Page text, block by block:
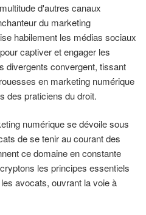
d'autres canaux
du marketing
habilement les médias sociaux
captiver et engager les
divergents convergent, tissant
en marketing numérique
des praticiens du droit.
numérique se dévoile sous
de se tenir au courant des
ce domaine en constante
les principes essentiels
avocats, ouvrant la voie à